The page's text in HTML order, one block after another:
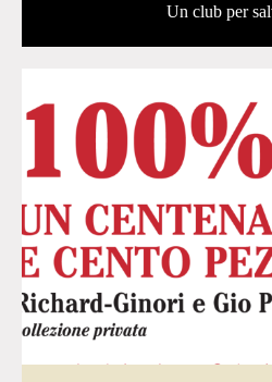
Un club per